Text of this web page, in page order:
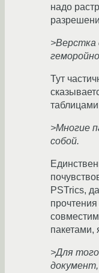
надо
>Верстка
Тут
>Многие
собой.
PSTrics,
пакетами,
>Для